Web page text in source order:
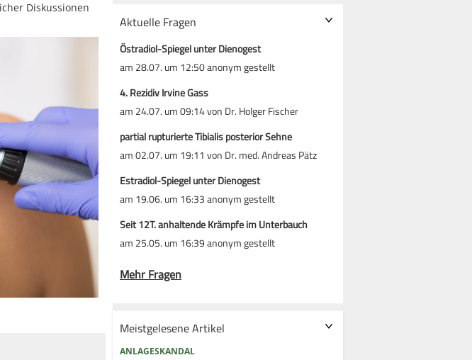
Diskussionen
Aktuelle Fragen
Östradiol-Spiegel unter Dienogest
am 28.07. um 12:50 anonym gestellt
4. Rezidiv Irvine Gass
am 24.07. um 09:14 von Dr. Holger Fischer
partial rupturierte Tibialis posterior Sehne
am 02.07. um 19:11 von Dr. med. Andreas Pätz
Estradiol-Spiegel unter Dienogest
am 19.06. um 16:33 anonym gestellt
Seit 12T. anhaltende Krämpfe im Unterbauch
am 25.05. um 16:39 anonym gestellt
Mehr Fragen
Meistgelesene Artikel
ANLAGESKANDAL